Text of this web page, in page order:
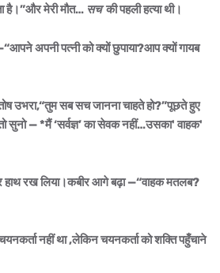
है।”और मेरी मौत… सचकी पहली हत्या थी।
अपनी पत्नी को क्यों छुपाया?आप क्यों गायब
उभरा,“तुम सब सच जानना चाहते हो?”पूछते हुए
सुनो— *मैं ‘सर्वज्ञ’ का सेवक नहीं…उसका' वाहक'
हाथ रख लिया।कबीर आगे बढ़ा —“वाहक मतलब?
नहीं था ,लेकिन चयनकर्ता को शक्ति पहुँचाने